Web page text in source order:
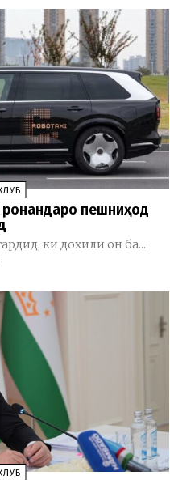
ронандаро пешниҳод
ки дохили он ба...